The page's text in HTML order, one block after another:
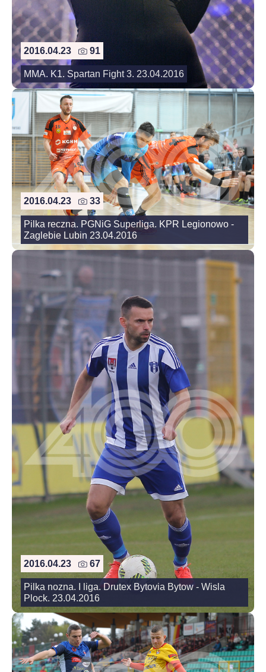
2016.04.23 91
MMA. K1. Spartan Fight 3. 23.04.2016
2016.04.23 33
Pilka reczna. PGNiG Superliga. KPR Legionowo -
Zaglebie Lubin 23.04.2016
2016.04.23 67
Pilka nozna. I liga. Drutex Bytovia Bytow - Wisla
Plock. 23.04.2016